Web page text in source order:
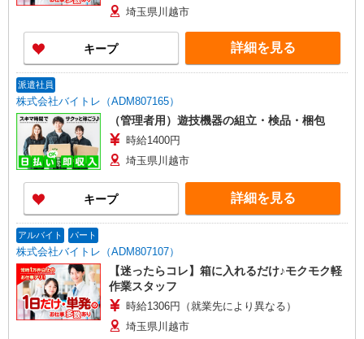
埼玉県川越市
キープ 詳細を見る
派遣社員
株式会社バイトレ（ADM807165）
（管理者用）遊技機器の組立・検品・梱包
時給1400円
埼玉県川越市
キープ 詳細を見る
アルバイト パート
株式会社バイトレ（ADM807107）
【迷ったらコレ】箱に入れるだけ♪モクモク軽
作業スタッフ
時給1306円（就業先により異なる）
埼玉県川越市